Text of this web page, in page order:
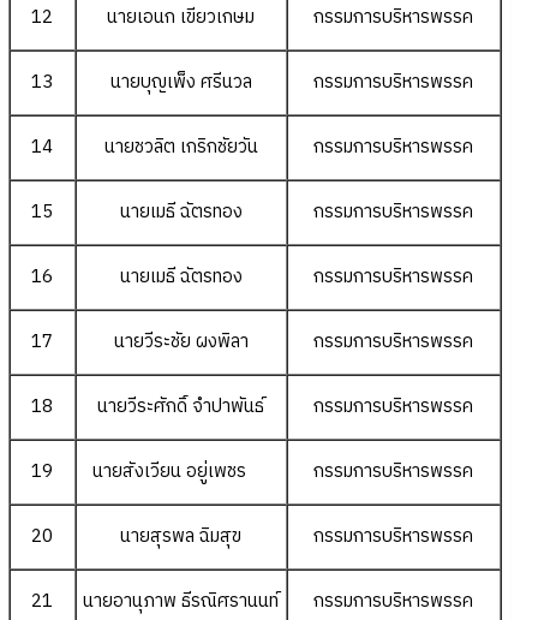
12 นายเอนก เขียวเกษม กรรมการบริหารพรรค
13 นายบุญเพ็ง ศรีนวล กรรมการบริหารพรรค
14 นายชวลิต เกริกชัยวัน กรรมการบริหารพรรค
15 นายเมธี ฉัตรทอง กรรมการบริหารพรรค
16 นายเมธี ฉัตรทอง กรรมการบริหารพรรค
17 นายวีระชัย ผงพิลา กรรมการบริหารพรรค
18 นายวีระศักดิ์ จำปาพันธ์ กรรมการบริหารพรรค
19 นายสังเวียน อยู่เพชร กรรมการบริหารพรรค
20 นายสุรพล ฉิมสุข กรรมการบริหารพรรค
21 นายอานุภาพ ธีรณิศรานนท์ กรรมการบริหารพรรค